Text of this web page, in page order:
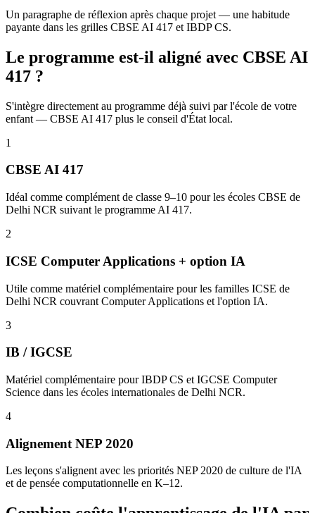
Un paragraphe de réflexion après chaque projet — une habitude
payante dans les grilles CBSE AI 417 et IBDP CS.
Le programme est-il aligné avec CBSE AI
417 ?
S'intègre directement au programme déjà suivi par l'école de votre
enfant — CBSE AI 417 plus le conseil d'État local.
1
CBSE AI 417
Idéal comme complément de classe 9–10 pour les écoles CBSE de
Delhi NCR suivant le programme AI 417.
2
ICSE Computer Applications + option IA
Utile comme matériel complémentaire pour les familles ICSE de
Delhi NCR couvrant Computer Applications et l'option IA.
3
IB / IGCSE
Matériel complémentaire pour IBDP CS et IGCSE Computer
Science dans les écoles internationales de Delhi NCR.
4
Alignement NEP 2020
Les leçons s'alignent avec les priorités NEP 2020 de culture de l'IA
et de pensée computationnelle en K–12.